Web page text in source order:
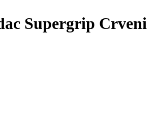
Supergrip Crveni